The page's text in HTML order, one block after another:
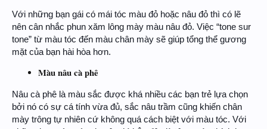
Với những bạn gái có mái tóc màu đỏ hoặc nâu đỏ thì có lẽ
nên cân nhắc phun xăm lông mày màu nâu đỏ. Việc “tone sur
tone” từ màu tóc đến màu chân mày sẽ giúp tổng thể gương
mặt của bạn hài hòa hơn.
Màu nâu cà phê
Nâu cà phê là màu sắc được khá nhiều các bạn trẻ lựa chọn
bởi nó có sự cá tính vừa đủ, sắc nâu trầm cũng khiến chân
mày trông tự nhiên cứ không quá cách biệt với màu tóc. Với